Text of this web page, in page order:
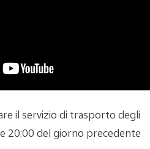
il servizio di trasporto degli
20:00 del giorno precedente